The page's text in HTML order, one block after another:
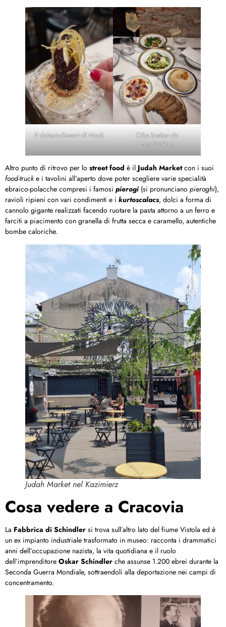
Il dattero-dessert di Noah
Cibo kosher da
condividere
Altro punto di ritrovo per lo street food è il Judah Marketcon i suoi
food-truck e i tavolini all’aperto dove poter scegliere varie specialità
ebraico-polacche compresi i famosi pierogi(si pronunciano pieroghi),
ravioli ripieni con vari condimenti e i kurtoscalacs, dolci a forma di
cannolo gigante realizzati facendo ruotare la pasta attorno a un ferro e
farciti a piacimento con granella di frutta secca e caramello, autentiche
bombe caloriche.
Judah Market nel Kazimierz
Cosa vedere a Cracovia
La Fabbrica di Schindler si trova sull’altro lato del fiume Vistola ed è
un ex impianto industriale trasformato in museo: racconta i drammatici
anni dell’occupazione nazista, la vita quotidiana e il ruolo
dell’imprenditore Oskar Schindler che assunse 1.200 ebrei durante la
Seconda Guerra Mondiale, sottraendoli alla deportazione nei campi di
concentramento.